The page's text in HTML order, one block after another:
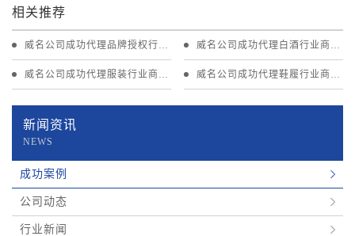
相关推荐
威名公司成功代理品牌授权行业
商标驳回复审案
威名公司成功代理白酒行业商标
无效宣告案
威名公司成功代理服装行业商标 威名公司成功代理鞋履行业商标
新闻资讯
NEWS
成功案例
公司动态
行业新闻